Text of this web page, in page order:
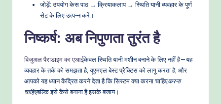
जोड़ें: उपयोग केस पाठ → क्रियाकलाप → स्थिति यानी व्यवहार के पूर्ण
सेट के लिए उत्पन्न करें।
निष्कर्ष: अब निपुणता तुरंत है
विजुअल पैराडाइम का एआईकेवल स्थिति यानी मशीन बनाने के लिए नहीं है—यह
व्यवहार के तर्क को समझता है, यूएमएल बेस्ट प्रैक्टिस को लागू करता है, और
आपको यह ध्यान केंद्रित करने देता है कि सिस्टम क्या करना चाहिएकरना
चाहिएबल्कि इसे कैसे बनाना है इसके बजाय।